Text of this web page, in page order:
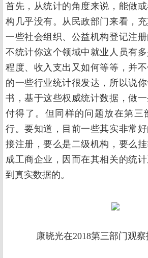
首先，从统计的角度来说，能做
构几乎没有。从民政部门来看，
一些社会组织、公益机构登记注
不统计你这个领域中就业人员有
程度、收入支出又如何等等，并
的一些行业统计很发达，所以说
书，基于这些权威统计数据，做
付得了。但同样的问题放在第三
行。要知道，目前一些其实非常
接注册，要么是二级机构，要么
成工商企业，因而在其相关的统
到真实数据的。
康晓光在2018第三部门观